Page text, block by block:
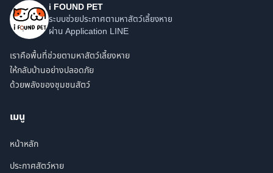
i FOUND PET
ระบบช่วยประกาศตามหาสัตว์เลี้ยงหาย
ผ่าน Application LINE
เราคือพื้นที่ช่วยตามหาสัตว์เลี้ยงหาย
ให้กลับบ้านอย่างปลอดภัย
ด้วยพลังของชุมชนสัตว์
เมนู
หน้าหลัก
ประกาศสัตว์หาย